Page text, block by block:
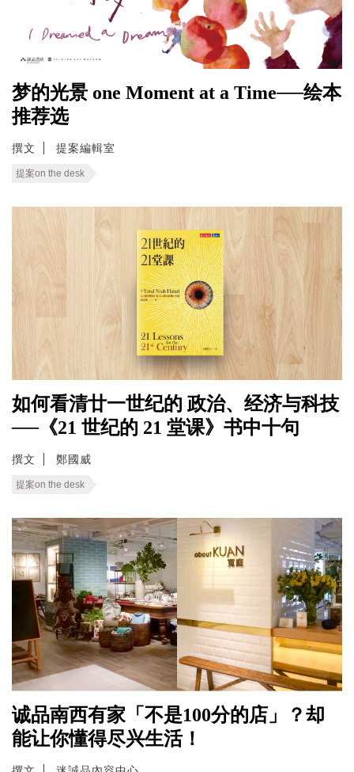
梦的光景 one Moment at a Time──绘本
推荐选
撰文 提案編輯室
提案on the desk
如何看清廿一世纪的 政治、经济与科技
──《21 世纪的 21 堂课》书中十句
撰文 鄭國威
提案on the desk
诚品南西有家「不是100分的店」？却
能让你懂得尽兴生活！